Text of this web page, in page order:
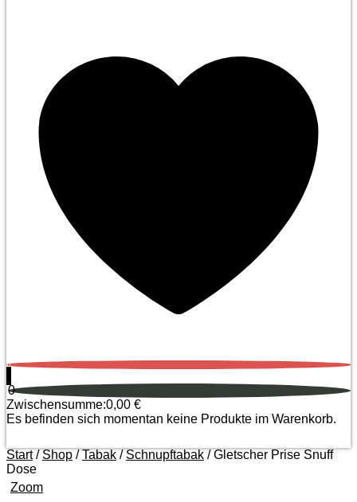
0
0
Zwischensumme:0,00 €
Es befinden sich momentan keine Produkte im Warenkorb.
Start/ Shop /Tabak / Schnupftabak / Gletscher Prise Snuff
Dose
Zoom